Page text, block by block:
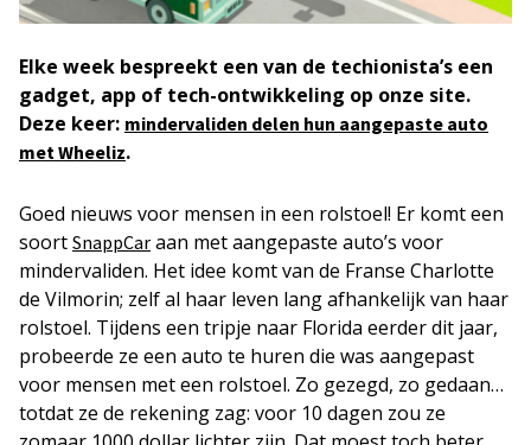
Elke week bespreekt een van de techionista’s een
gadget, app of tech-ontwikkeling op onze site.
Deze keer: mindervaliden delen hun aangepaste auto
met Wheeliz.
Goed nieuws voor mensen in een rolstoel! Er komt een
soort SnappCar aan met aangepaste auto’s voor
mindervaliden. Het idee komt van de Franse Charlotte
de Vilmorin; zelf al haar leven lang afhankelijk van haar
rolstoel. Tijdens een tripje naar Florida eerder dit jaar,
probeerde ze een auto te huren die was aangepast
voor mensen met een rolstoel. Zo gezegd, zo gedaan…
totdat ze de rekening zag: voor 10 dagen zou ze